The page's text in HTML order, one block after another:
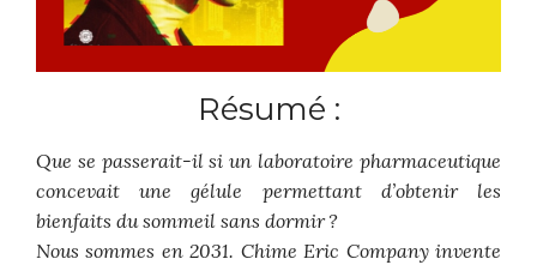
Résumé :
Que se passerait-il si un laboratoire pharmaceutique
concevait une gélule permettant d’obtenir les
bienfaits du sommeil sans dormir ?
Nous sommes en 2031. Chime Eric Company invente